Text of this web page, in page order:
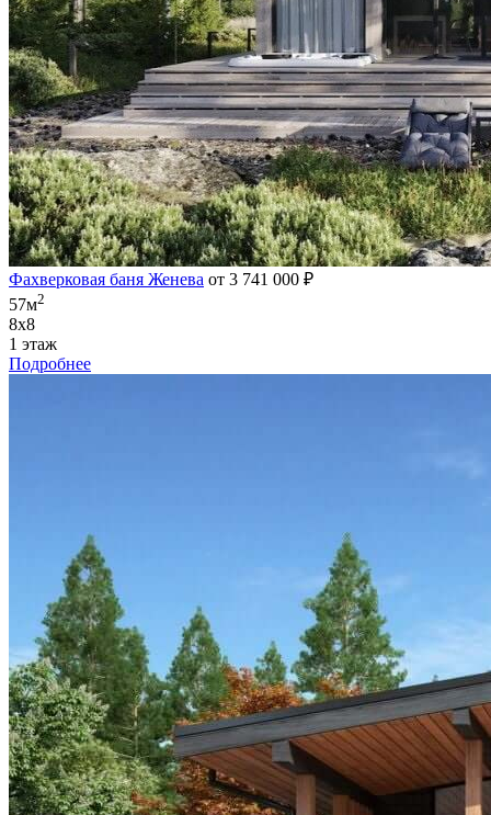
Фахверковая баня Женева от 3 741 000 ₽
57м2
8х8
1 этаж
Подробнее